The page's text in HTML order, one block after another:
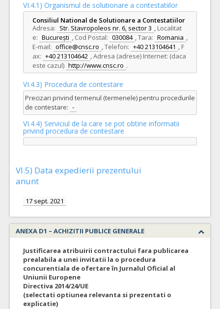
VI.4.1) Organismul de solutionare a contestatiilor
Consiliul National de Solutionare a Contestatiilor
Adresa: Str. Stavropoleos nr. 6, sector 3 , Localitat
e: București , Cod Postal: 030084 ,Tara: Romania ,
E-mail: office@cnsc.ro ,Telefon: +40 213104641 , F
ax: +40 213104642 ,Adresa (adrese) Internet: (daca
este cazul) http://www.cnsc.ro .
VI.4.3) Procedura de contestare
Precizari privind termenul (termenele) pentru procedurile
de contestare: -
VI.4.4) Serviciul de la care se pot obtine informatii
privind procedura de contestare
VI.5) Data expedierii prezentului
anunt
17 sept. 2021
ANEXA D1 – ACHIZITII PUBLICE GENERALE
Justificarea atribuirii contractului fara publicarea
prealabila a unei invitatii la o procedura
concurentiala de ofertare în Jurnalul Oficial al
Uniunii Europene
Directiva 2014/24/UE
(selectati optiunea relevanta si prezentati o
explicatie)